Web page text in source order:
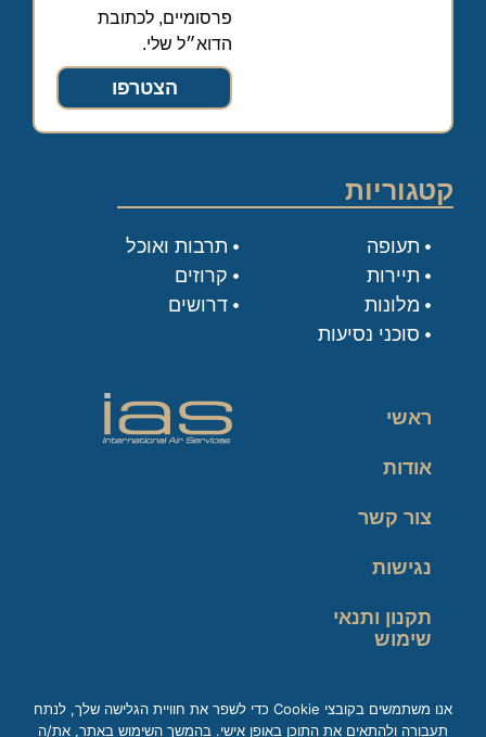
פרסומיים, לכתובת
הדוא״ל שלי.
הצטרפו
קטגוריות
תעופה
תיירות
מלונות
סוכני נסיעות
תרבות ואוכל
קרוזים
דרושים
ראשי
אודות
צור קשר
נגישות
תקנון ותנאי
שימוש
אנו משתמשים בקובצי Cookie כדי לשפר את חוויית הגלישה שלך, לנתח
תעבורה ולהתאים את התוכן באופן אישי. בהמשך השימוש באתר, את/ה